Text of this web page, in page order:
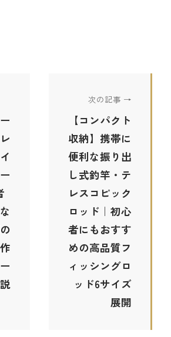
次の記事 →
【コンパクト
収納】携帯に
便利な振り出
し式釣竿・テ
レスコピック
ロッド｜初心
者にもおすす
めの高品質フ
ィッシングロ
ッド6サイズ
展開